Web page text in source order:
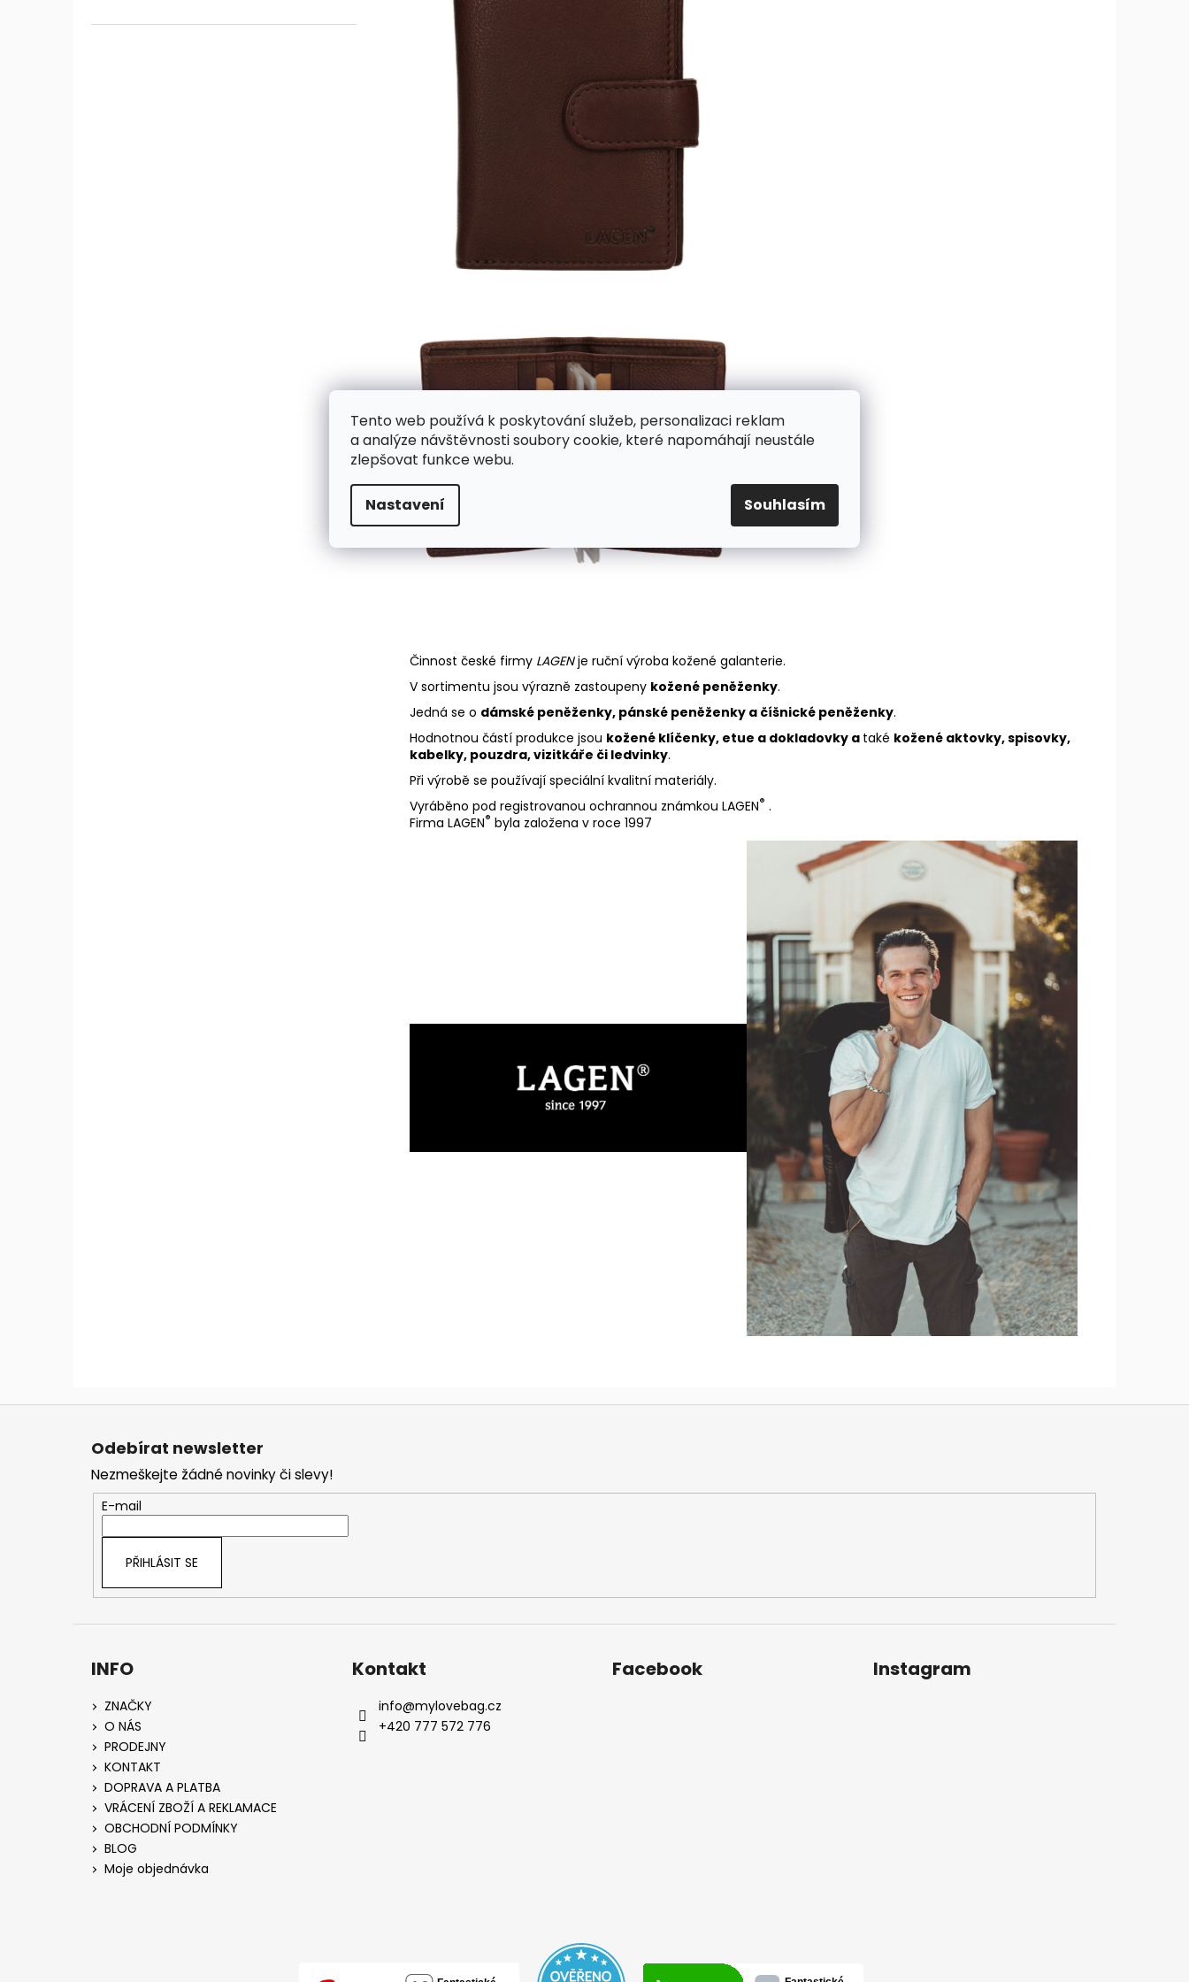
Tento web používá k poskytování služeb, personalizaci reklam
a analýze návštěvnosti soubory cookie, které napomáhají neustále
zlepšovat funkce webu.
Nastavení Souhlasím
Činnost české firmy LAGEN je ruční výroba kožené galanterie.
V sortimentu jsou výrazně zastoupeny kožené peněženky.
Jedná se o dámské peněženky, pánské peněženky a číšnické peněženky.
Hodnotnou částí produkce jsou kožené klíčenky, etue a dokladovky a také kožené aktovky, spisovky,
kabelky, pouzdra, vizitkáře či ledvinky.
Při výrobě se používají speciální kvalitní materiály.
Vyráběno pod registrovanou ochrannou známkou LAGEN® .
Firma LAGEN® byla založena v roce 1997
Z
Odebírat newsletter
Nezmeškejte žádné novinky či slevy!
E-mail
PŘIHLÁSIT SE
INFO
ZNAČKY
O NÁS
PRODEJNY
KONTAKT
DOPRAVA A PLATBA
VRÁCENÍ ZBOŽÍ A REKLAMACE
OBCHODNÍ PODMÍNKY
BLOG
Moje objednávka
Kontakt
info@mylovebag.cz
+420 777 572 776
Facebook Instagram